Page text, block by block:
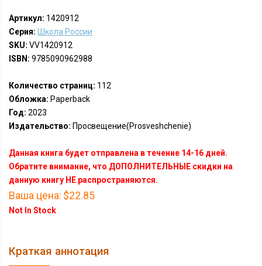
Артикул: 1420912
Серия:
Школа России
SKU: VV1420912
ISBN: 9785090962988
Количество страниц: 112
Обложка: Paperback
Год: 2023
Издательство: Просвещение(Prosveshchenie)
Данная книга будет отправлена в течение 14-16 дней.
Обратите внимание, что ДОПОЛНИТЕЛЬНЫЕ скидки на
данную книгу НЕ распространяются.
Ваша цена: $22.85
Not In Stock
Краткая аннотация